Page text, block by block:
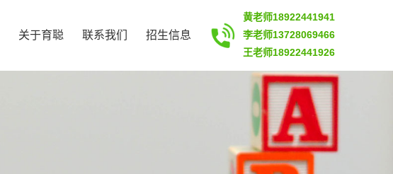
关于育聪 联系我们 招生信息
黄老师18922441941
李老师13728069466
王老师18922441926